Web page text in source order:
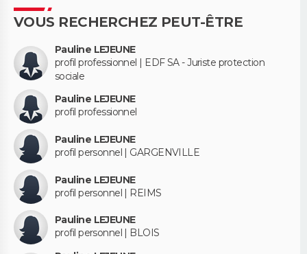
VOUS RECHERCHEZ PEUT-ÊTRE
Pauline LEJEUNE
profil professionnel | EDF SA - Juriste protection
sociale
Pauline LEJEUNE
profil professionnel
Pauline LEJEUNE
profil personnel | GARGENVILLE
Pauline LEJEUNE
profil personnel | REIMS
Pauline LEJEUNE
profil personnel | BLOIS